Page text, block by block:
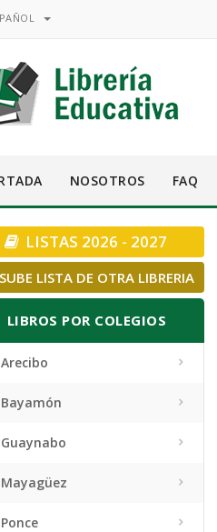
NOSOTROS FAQ
LISTAS 2026 - 2027
SUBE LISTA DE OTRA LIBRERIA
LIBROS POR COLEGIOS
Arecibo
Bayamón
Guaynabo
Mayagüez
Ponce